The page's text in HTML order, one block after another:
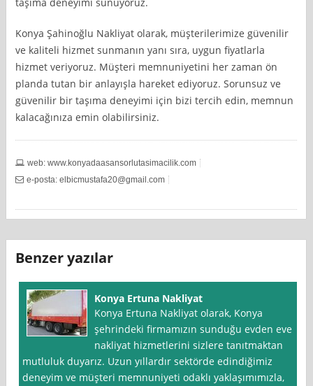
Konya Şahinoğlu Nakliyat olarak, müşterilerimize güvenilir
ve kaliteli hizmet sunmanın yanı sıra, uygun fiyatlarla
hizmet veriyoruz. Müşteri memnuniyetini her zaman ön
planda tutan bir anlayışla hareket ediyoruz. Sorunsuz ve
güvenilir bir taşıma deneyimi için bizi tercih edin, memnun
kalacağınıza emin olabilirsiniz.
web: www.konyadaasansorlutasimacilik.com
e-posta:elbicmustafa20@gmail.com
Benzer yazılar
Konya Ertuna Nakliyat
Konya Ertuna Nakliyat olarak, Konya
şehrindeki firmamızın sunduğu evden eve
nakliyat hizmetlerini sizlere tanıtmaktan
mutluluk duyarız. Uzun yıllardır sektörde edindiğimiz
deneyim ve müşteri memnuniyeti odaklı yaklaşımımızla,